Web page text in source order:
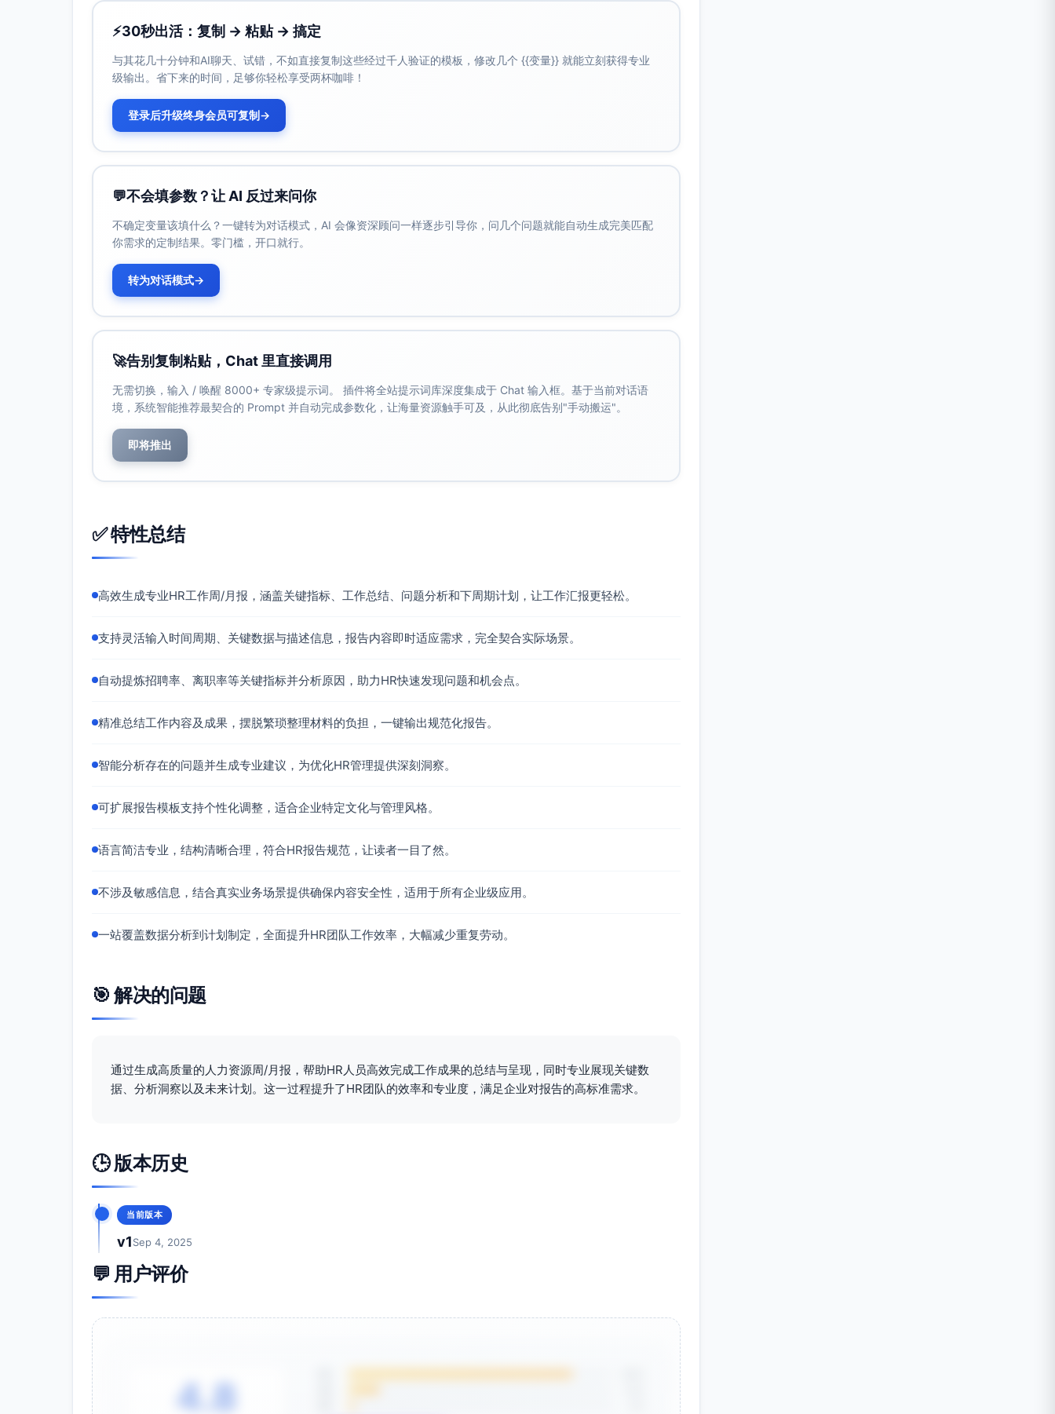
发放7份Offer；完成4人入职手续与迎新，入职满意度4.5/5；合规完成率100%。
更新人才库、同步招聘看板与日报；梳理面试官题库并组织一次面试官培训试点，形成题库初版与改
进建议。
三、主要问题与原因分析
JD与业务需求偏差
影响：加大筛选工作量，拉长周期，面试有效性下降。
根因：胜任力要素未沉淀为可操作的筛选标准；JD“必备/加分项”边界不清。
面试流程不稳定
现象：两位面试官临时改档，候选人等待超30分钟。
影响：候选人体验受损，存在流失与差评风险。
渠道质量波动与重复投递
现象：社招渠道简历质量不稳，重复投递较多。
影响：筛选效率降低，影响用人时效与成本。
根因：渠道画像与投放策略泛化；ATS去重与前置规则有待优化。
薪酬期望偏差
四、下周工作计划与目标
初筛通过率提升至≥45%
关键岗位TTF维持或优化至≤17天
面试准时率≥95%，面试反馈时效≤24小时
重点举措与交付
与业务复盘5个岗位，提炼必备/加分项与行为事件要素，形成胜任力模型V1。
交付物：JD修订版、胜任力模型V1、筛选规则清单。
发布并执行面试SLA（准时率≥95%，反馈≤24小时）；建立备用面试官池与改档应急流程。
交付物：面试SLA&流程卡、备用面试官名单、结构化评分表模板。
提升内推激励与宣导频次；启动校招触达，锁定关键院校与专业。
交付物：渠道周报模板、A/B文案包、内推活动物料。
薪酬沟通与Offer策略
交付物：薪酬沟通话术卡、关键岗位薪酬策略记录、竞品薪酬速览。
数据看板与预警
设置阈值与预警（如准时率<90%自动提醒），形成周度仪表盘输出。
交付物：招聘看板2.0、周度仪表盘、预警规则配置。
升上游质效与下游转化，缩短关键岗位交付周期并提高Offer成交率。
⚡30秒出活：复制 → 粘贴 → 搞定
与其花几十分钟和AI聊天、试错，不如直接复制这些经过千人验证的模板，修改几个 {{变量}} 就能立刻获得专业
级输出。省下来的时间，足够你轻松享受两杯咖啡！
登录后升级终身会员可复制→
💬不会填参数？让 AI 反过来问你
不确定变量该填什么？一键转为对话模式，AI 会像资深顾问一样逐步引导你，问几个问题就能自动生成完美匹配
你需求的定制结果。零门槛，开口就行。
转为对话模式→
🚀告别复制粘贴，Chat 里直接调用
无需切换，输入 / 唤醒 8000+ 专家级提示词。 插件将全站提示词库深度集成于 Chat 输入框。基于当前对话语
境，系统智能推荐最契合的 Prompt 并自动完成参数化，让海量资源触手可及，从此彻底告别"手动搬运"。
即将推出
✅ 特性总结
高效生成专业HR工作周/月报，涵盖关键指标、工作总结、问题分析和下周期计划，让工作汇报更轻松。
支持灵活输入时间周期、关键数据与描述信息，报告内容即时适应需求，完全契合实际场景。
自动提炼招聘率、离职率等关键指标并分析原因，助力HR快速发现问题和机会点。
精准总结工作内容及成果，摆脱繁琐整理材料的负担，一键输出规范化报告。
智能分析存在的问题并生成专业建议，为优化HR管理提供深刻洞察。
可扩展报告模板支持个性化调整，适合企业特定文化与管理风格。
语言简洁专业，结构清晰合理，符合HR报告规范，让读者一目了然。
不涉及敏感信息，结合真实业务场景提供确保内容安全性，适用于所有企业级应用。
一站覆盖数据分析到计划制定，全面提升HR团队工作效率，大幅减少重复劳动。
🎯 解决的问题
通过生成高质量的人力资源周/月报，帮助HR人员高效完成工作成果的总结与呈现，同时专业展现关键数
据、分析洞察以及未来计划。这一过程提升了HR团队的效率和专业度，满足企业对报告的高标准需求。
🕒 版本历史
当前版本
v1Sep 4, 2025
💬 用户评价
4.8